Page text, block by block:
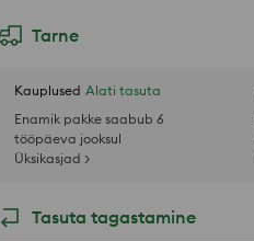
Tarne
Kauplused Alati tasuta
Enamik pakke saabub 6
tööpäeva jooksul
Üksikasjad >
Tasuta tagastamine